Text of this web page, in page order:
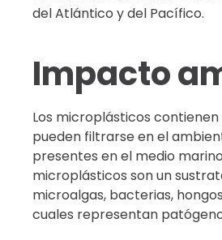
del Atlántico y del Pacífico.
Impacto
Los microplásticos
pueden filtrarse en el
presentes en el medio
microplásticos son un
microalgas, bacterias,
cuales representan